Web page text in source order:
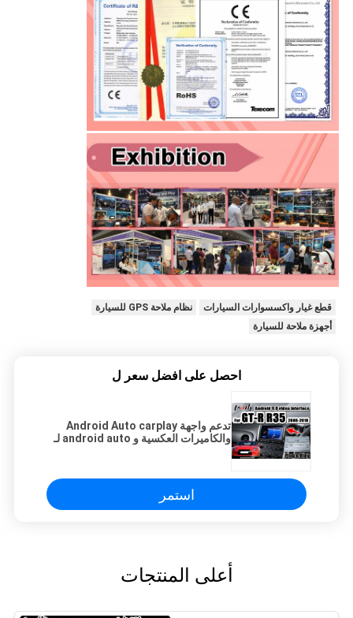
قطع غيار واكسسوارات السيارات
نظام ملاحة GPS للسيارة
أجهزة ملاحة للسيارة
احصل على افضل سعر ل
تدعم واجهة Android Auto carplay
والكاميرات العكسية و android auto لـ
استمر
أعلى المنتجات